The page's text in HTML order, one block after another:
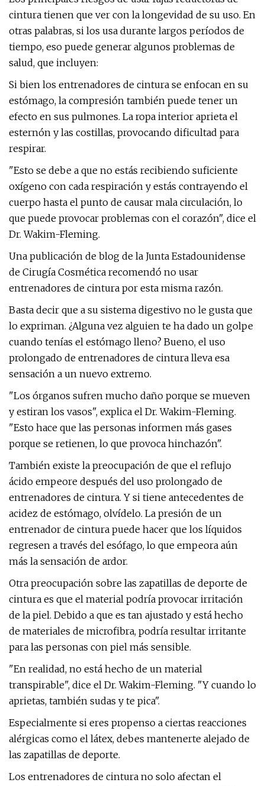
cintura tienen que ver con la longevidad de su uso. En
otras palabras, si los usa durante largos períodos de
tiempo, eso puede generar algunos problemas de
salud, que incluyen:
Si bien los entrenadores de cintura se enfocan en su
estómago, la compresión también puede tener un
efecto en sus pulmones. La ropa interior aprieta el
esternón y las costillas, provocando dificultad para
respirar.
"Esto se debe a que no estás recibiendo suficiente
oxígeno con cada respiración y estás contrayendo el
cuerpo hasta el punto de causar mala circulación, lo
que puede provocar problemas con el corazón", dice el
Dr. Wakim-Fleming.
Una publicación de blog de la Junta Estadounidense
de Cirugía Cosmética recomendó no usar
entrenadores de cintura por esta misma razón.
Basta decir que a su sistema digestivo no le gusta que
lo expriman. ¿Alguna vez alguien te ha dado un golpe
cuando tenías el estómago lleno? Bueno, el uso
prolongado de entrenadores de cintura lleva esa
sensación a un nuevo extremo.
"Los órganos sufren mucho daño porque se mueven
y estiran los vasos", explica el Dr. Wakim-Fleming.
"Esto hace que las personas informen más gases
porque se retienen, lo que provoca hinchazón".
También existe la preocupación de que el reflujo
ácido empeore después del uso prolongado de
entrenadores de cintura. Y si tiene antecedentes de
acidez de estómago, olvídelo. La presión de un
entrenador de cintura puede hacer que los líquidos
regresen a través del esófago, lo que empeora aún
más la sensación de ardor.
Otra preocupación sobre las zapatillas de deporte de
cintura es que el material podría provocar irritación
de la piel. Debido a que es tan ajustado y está hecho
de materiales de microfibra, podría resultar irritante
para las personas con piel más sensible.
"En realidad, no está hecho de un material
transpirable", dice el Dr. Wakim-Fleming. "Y cuando lo
aprietas, también sudas y te pica".
Especialmente si eres propenso a ciertas reacciones
alérgicas como el látex, debes mantenerte alejado de
las zapatillas de deporte.
Los entrenadores de cintura no solo afectan el